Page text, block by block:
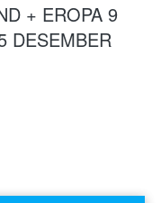
+ EROPA 9
DESEMBER